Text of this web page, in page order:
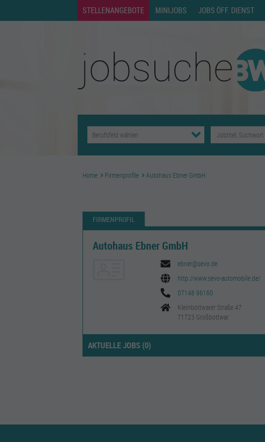
STELLENANGEBOTE MINIJOBS JOBS ÖFF. DIENST
Home Firmenprofile Autohaus Ebner GmbH
FIRMENPROFIL
Autohaus Ebner GmbH
ebner@sevo.de
http://www.sevo-automobile.de/
07148 96160
Kleinbottwarer Straße 47
71723 Großbottwar
AKTUELLE JOBS (0)